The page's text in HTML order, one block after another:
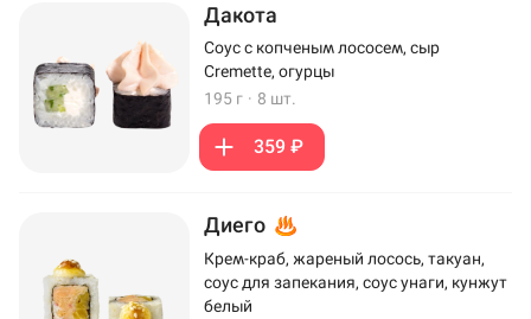
Дакота
Соус с копченым лососем, сыр
Cremette, огурцы
195 г · 8 шт.
359 ₽
Диего
Крем-краб, жареный лосось, такуан,
соус для запекания, соус унаги, кунжут
белый